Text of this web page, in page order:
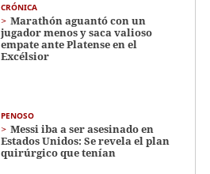
CRÓNICA
Marathón aguantó con un
jugador menos y saca valioso
empate ante Platense en el
Excélsior
PENOSO
Messi iba a ser asesinado en
Estados Unidos: Se revela el plan
quirúrgico que tenían